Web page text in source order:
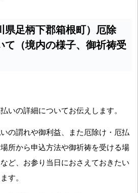
県足柄下郡箱根町）厄除
て（境内の様子、御祈祷受
いの詳細についてお伝えします。
の謂れや御利益、また厄除け・厄払
所から申込方法や御祈祷を受ける場
ど、お参り当日におさえておきたい
す。